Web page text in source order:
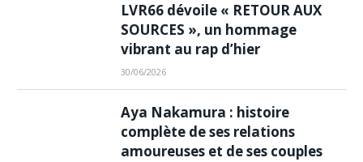
LVR66 dévoile « RETOUR AUX
SOURCES », un hommage
vibrant au rap d’hier
30/06/2026
Aya Nakamura : histoire
complète de ses relations
amoureuses et de ses couples